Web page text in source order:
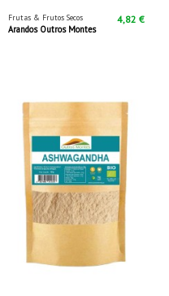
Frutas & Frutos Secos
Arandos Outros Montes
4,82 €